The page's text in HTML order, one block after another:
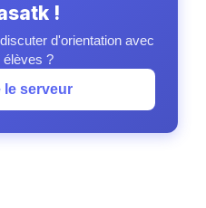
!
d'orientation avec
élèves ?
le serveur